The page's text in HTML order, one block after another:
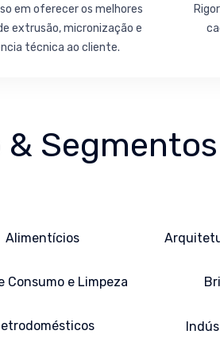
em oferecer os melhores
extrusão, micronização e
técnica ao cliente.
& Segmentos
Alimentícios
Consumo e Limpeza